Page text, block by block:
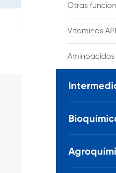
Otras
Vitaminas API
Aminoácidos